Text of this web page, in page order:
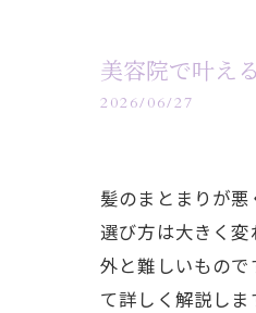
美容院で叶え
2026/06/27
髪のまとまりが
選び方は大きく
外と難しいもの
て詳しく解説し